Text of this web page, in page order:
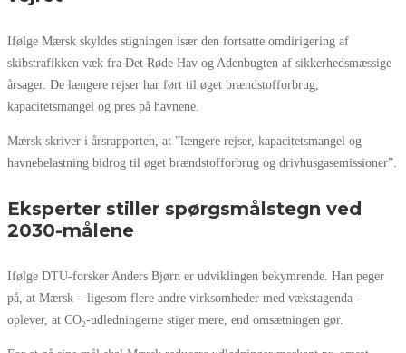
Ifølge Mærsk skyldes stigningen især den fortsatte omdirigering af
skibstrafikken væk fra Det Røde Hav og Adenbugten af sikkerhedsmæssige
årsager. De længere rejser har ført til øget brændstofforbrug,
kapacitetsmangel og pres på havnene.
Mærsk skriver i årsrapporten, at ”længere rejser, kapacitetsmangel og
havnebelastning bidrog til øget brændstofforbrug og drivhusgasemissioner”.
Eksperter stiller spørgsmålstegn ved
2030-målene
Ifølge DTU‑forsker Anders Bjørn er udviklingen bekymrende. Han peger
på, at Mærsk – ligesom flere andre virksomheder med vækstagenda –
oplever, at CO₂‑udledningerne stiger mere, end omsætningen gør.